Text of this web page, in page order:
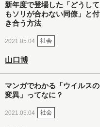
新年度で登場した「どうして
もソリが合わない同僚」と付
き合う方法
2021.05.04 社会
山口博
マンガでわかる「ウイルスの
変異」ってなに？
2021.05.04 社会